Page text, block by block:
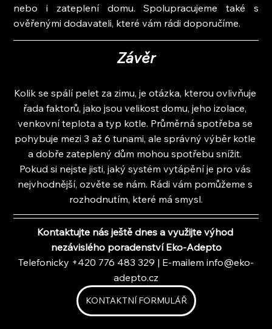
nebo i zateplení domu. Spolupracujeme také s
ověřenými dodavateli, které vám rádi doporučíme.
Závěr
Kolik se spálí pelet za zimu, je otázka, kterou ovlivňuje
řada faktorů, jako jsou velikost domu, jeho izolace,
venkovní teplota a typ kotle. Průměrná spotřeba se
pohybuje mezi 3 až 6 tunami, ale správný výběr kotle
a dobře zateplený dům mohou spotřebu snížit.
Pokud si nejste jisti, jaký systém vytápění je pro vás
nejvhodnější, ozvěte se nám. Rádi vám pomůžeme s
rozhodnutím, které má smysl.
Kontaktujte nás ještě dnes a využijte výhod
nezávislého poradenství Eko-Adepto
Telefonicky +420 776 483 329 | E-mailem info@eko-
adepto.cz
KONTAKTNÍ FORMULÁŘ